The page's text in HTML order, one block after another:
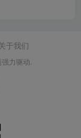
于我们
强力驱动.